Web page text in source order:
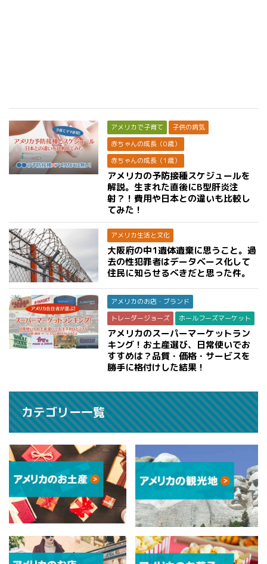
アメリカで子育て
子供の病気
赤ちゃんの成長（0歳）
赤ちゃんの成長（1歳）
アメリカの予防接種スケジュールを
解説。生まれた直後にB型肝炎注
射？！費用や日本との違いも比較し
てみた！
アメリカ生活と文化
大阪府の中1遺体遺棄に思うこと。過
去の性犯罪者はデータベース化して
住民に知らせるべきだと思った件。
アメリカのお店・ブランド
トレーダージョーズ
ホールフーズマーケット
アメリカのスーパーマーケットラン
キング！お土産選び、日常使いでお
すすめは？品質・価格・サービスを
勝手に格付けした結果！
カテゴリー一覧